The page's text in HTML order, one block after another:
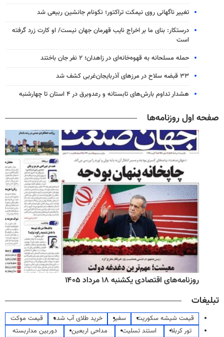
تغییر ناگهانی روی نیمکت تراکتور؛ نکونام جانشین ربیعی شد
درستکار: بنای ما بر اخراج نایب قهرمان جهان نیست/ او کارت زرد گرفته
است
حمله مسلحانه به قهوه‌خانه‌ای در زاهدان؛ ۲ نفر جان باختند
۳۳ قبضه سلاح در مرزهای آذربایجان‌غربی کشف شد
هشدار تداوم بارش‌های تابستانه و رعدوبرق در ۴ استان تا چهارشنبه
صفحه اول روزنامه‌ها
روزنامه‌های اقتصادی یکشنبه ۱۸ مرداد ۱۴۰۵
تبلیغات
قیمت شیشه سکوریت سفیر خرید طلای آب شده
قیمت موکت
تور کربلا
استند تسلیت مداحی اربعین
دوربین مداربسته